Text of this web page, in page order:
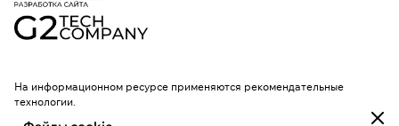
На информационном ресурсе применяются рекомендательные
технологии.